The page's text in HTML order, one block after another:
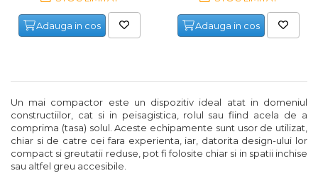
Microscoape
Rafturi
Bara Tractare Auto
Canistre benzina (combustibil)
Presa Hidraulica Tinichigerie
Amortizoare Hidraulice
Dalta si dornuri
Rigla de Masurat Pentru
Constructii
Priza & prelungitoare electrice
accesorii
Compresoare de Aer
Profesionale
Masini de Slefuit Alternative si
Capsator pneumatic pentru
cuie
Trimmere Iarba & Gazon
Motoburghie & Foreze de
Pamant
Accesorii Motoburghie
Masini Tuns Iarba & Gazon
Adauga in cos Adauga in cos
Un mai compactor este un dispozitiv ideal atat in domeniul
constructiilor, cat si in peisagistica, rolul sau fiind acela de a
comprima (tasa) solul. Aceste echipamente sunt usor de utilizat,
chiar si de catre cei fara experienta, iar, datorita design-ului lor
compact si greutatii reduse, pot fi folosite chiar si in spatii inchise
sau altfel greu accesibile.